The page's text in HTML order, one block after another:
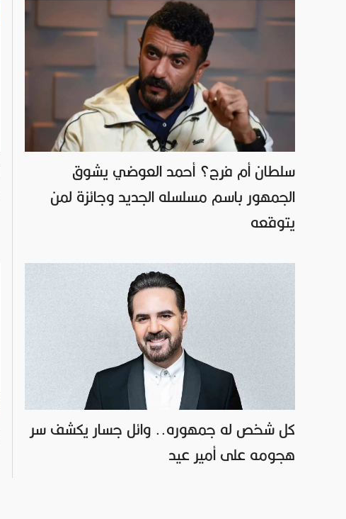
سلطان أم فرج؟ أحمد العوضي يشوق
الجمهور باسم مسلسله الجديد وجائزة لمن
يتوقعه
كل شخص له جمهوره.. وائل جسار يكشف سر
هجومه على أمير عيد